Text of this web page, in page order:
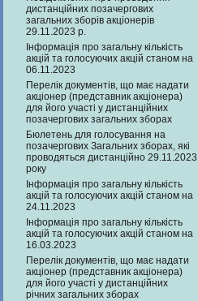
дистанційних позачергових
загальних зборів акціонерів
29.11.2023 р.
Інформація про загальну кількість
акцій та голосуючих акцій станом на
06.11.2023
Перелік документів, що має надати
акціонер (представник акціонера)
для його участі у дистанційних
позачергових загальних зборах
Бюлетень для голосування на
позачергових Загальних зборах, які
проводяться дистанційно 29.11.2023
року
Інформація про загальну кількість
акцій та голосуючих акцій станом на
24.11.2023
Інформація про загальну кількість
акцій та голосуючих акцій станом на
16.03.2023
Перелік документів, що має надати
акціонер (представник акціонера)
для його участі у дистанційних
річних загальних зборах